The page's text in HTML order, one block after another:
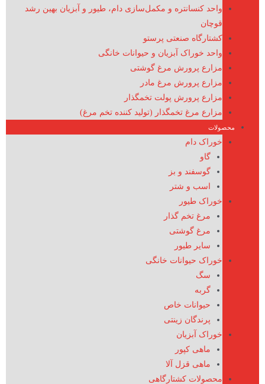
واحد کنسانتره و مکمل‌سازی دام، طیور و آبزیان بهین رشد
قوچان
کشتارگاه صنعتی پرستو
واحد خوراک آبزیان و حیوانات خانگی
مزارع پرورش مرغ گوشتی
مزارع پرورش مرغ مادر
مزارع پرورش پولت تخمگذار
مزارع مرغ تخمگذار (تولید کننده تخم مرغ)
محصولات
خوراک دام
گاو
گوسفند و بز
اسب و شتر
خوراک طیور
مرغ تخم گذار
مرغ گوشتی
سایر طیور
خوراک حیوانات خانگی
سگ
گربه
حیوانات خاص
پرندگان زینتی
خوراک آبزیان
ماهی کپور
ماهی قزل آلا
محصولات کشتارگاهی